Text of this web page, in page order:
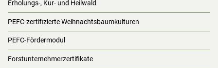
Erholungs-, Kur- und Heilwald
PEFC-zertifizierte Weihnachtsbaumkulturen
PEFC-Fördermodul
Forstunternehmerzertifikate